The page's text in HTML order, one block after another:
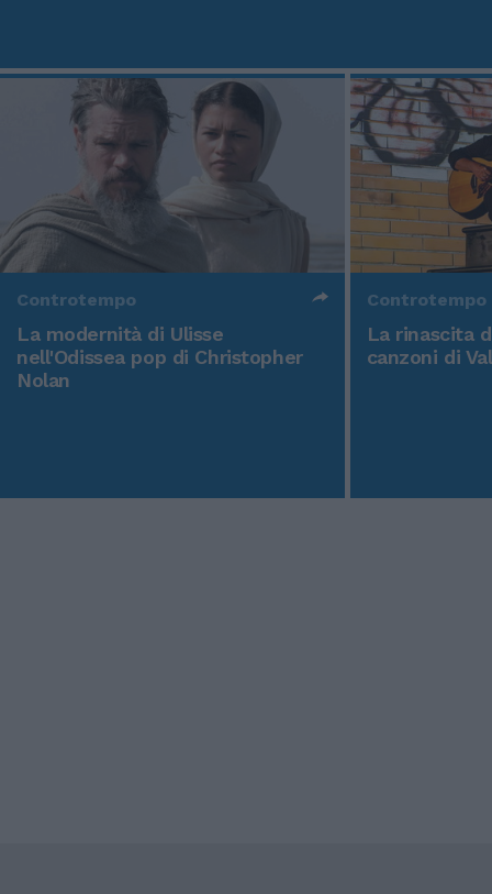
Controtempo
La modernità di Ulisse
nell'Odissea pop di Christopher
Nolan
Controtempo
La rinascita
canzoni di